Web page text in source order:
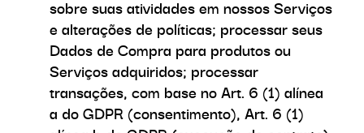
sobre suas atividades em nossos Serviços
e alterações de políticas; processar seus
Dados de Compra para produtos ou
Serviços adquiridos; processar
transações, com base no Art. 6 (1) alínea
a do GDPR (consentimento), Art. 6 (1)